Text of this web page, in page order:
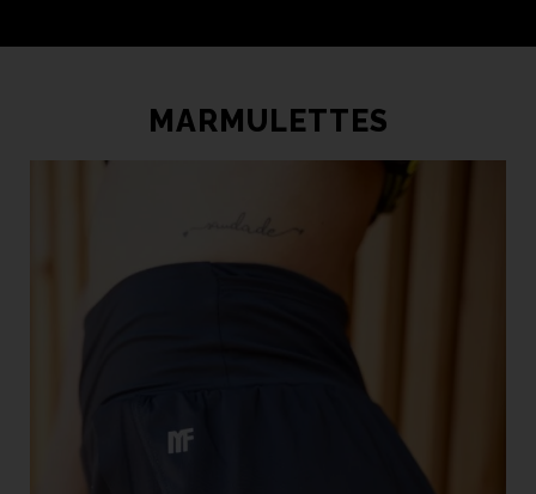
MARMULETTES